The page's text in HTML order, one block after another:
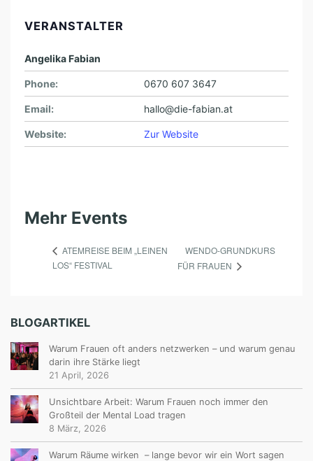
VERANSTALTER
Angelika Fabian
Phone: 0670 607 3647
Email: hallo@die-fabian.at
Website: Zur Website
Mehr Events
ATEMREISE BEIM „LEINEN
LOS“ FESTIVAL
WENDO-GRUNDKURS
FÜR FRAUEN
BLOGARTIKEL
Warum Frauen oft anders netzwerken – und warum genau
darin ihre Stärke liegt
21 April, 2026
Unsichtbare Arbeit: Warum Frauen noch immer den
Großteil der Mental Load tragen
8 März, 2026
Warum Räume wirken – lange bevor wir ein Wort sagen